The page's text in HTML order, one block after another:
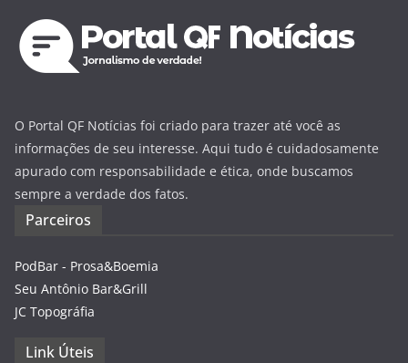
O Portal QF Notícias foi criado para trazer até você as
informações de seu interesse. Aqui tudo é cuidadosamente
apurado com responsabilidade e ética, onde buscamos
sempre a verdade dos fatos.
Parceiros
PodBar - Prosa&Boemia
Seu Antônio Bar&Grill
JC Topográfia
Link Úteis